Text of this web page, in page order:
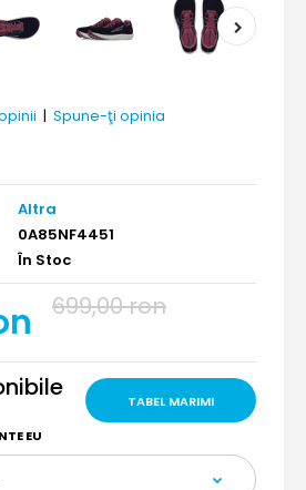
| Spune-ţi opinia
Altra
0A85NF4451
În Stoc
699,00 ron
TABEL MARIMI
EU